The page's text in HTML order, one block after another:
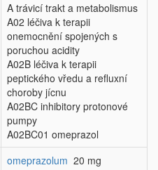
A trávicí trakt a metabolismus
A02 léčiva k terapii
onemocnění spojených s
poruchou acidity
A02B léčiva k terapii
peptického vředu a refluxní
choroby jícnu
A02BC inhibitory protonové
pumpy
A02BC01 omeprazol
omeprazolum 20 mg